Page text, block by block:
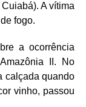
A vítima
fogo.
a ocorrência
II. No
calçada quando
vinho, passou